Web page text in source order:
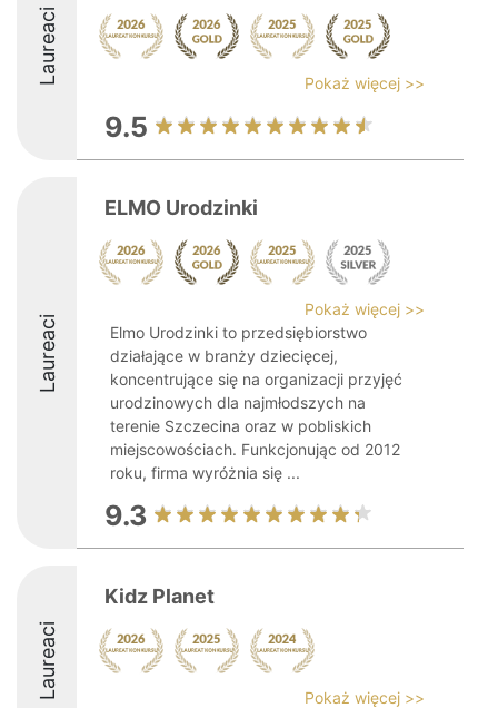
Laureaci Pokaż więcej >>
9.5
Laureaci
ELMO Urodzinki
Pokaż więcej >>
Elmo Urodzinki to przedsiębiorstwo
działające w branży dziecięcej,
koncentrujące się na organizacji przyjęć
urodzinowych dla najmłodszych na
terenie Szczecina oraz w pobliskich
miejscowościach. Funkcjonując od 2012
roku, firma wyróżnia się ...
9.3
Laureaci
Kidz Planet
Pokaż więcej >>